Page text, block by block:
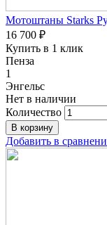
Мотоштаны Starks
16 700 ₽
Купить в 1 клик
Пенза
1
Энгельс
Нет в наличии
Количество
Добавить в